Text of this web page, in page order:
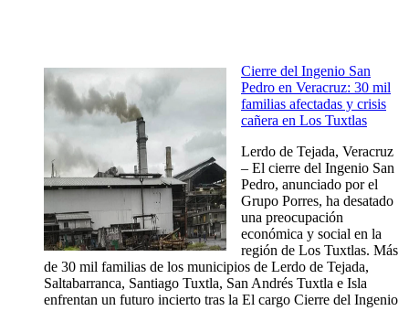
Cierre del Ingenio San
Pedro en Veracruz: 30 mil
familias afectadas y crisis
cañera en Los Tuxtlas
Lerdo de Tejada, Veracruz
– El cierre del Ingenio San
Pedro, anunciado por el
Grupo Porres, ha desatado
una preocupación
económica y social en la
región de Los Tuxtlas. Más
de 30 mil familias de los municipios de Lerdo de Tejada,
Saltabarranca, Santiago Tuxtla, San Andrés Tuxtla e Isla
enfrentan un futuro incierto tras la El cargo Cierre del Ingenio